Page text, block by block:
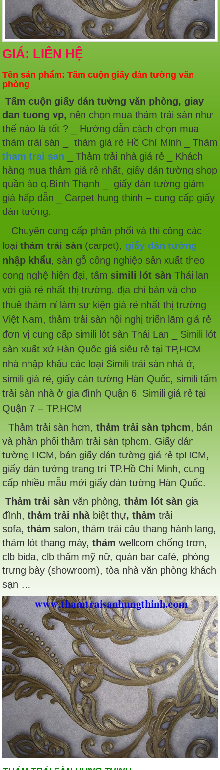
GIÁ: LIÊN HỆ
Tên sản phẩm: Tấm cuộn giấy dán tường văn
phòng
Tấm cuộn giấy dán tường văn phòng, giay
dan tuong vp, nên chọn mua thảm trải sàn như
thế nào là tốt ? _ Hướng dẫn cách chọn mua
thảm trải sàn _ thảm giá rẻ Hồ Chí Minh _ Thảm
tham trai san _ Thảm trải nhà giá rẻ _ Khách
hàng mua thảm giá rẻ nhất, giấy dán tường shop
quần áo q.Bình Thạnh _ giấy dán tường giảm
giá hấp dẫn _ Carpet hung thinh – cung cấp giấy
dán tường.
Chuyên cung cấp phân phối và thi công các
loại thảm trải sàn (carpet), giấy dán tường
nhập khẩu, sàn gỗ công nghiệp sản xuất theo
cong nghệ hiện đại, tấm simili lót sàn Thái lan
với giá rẻ nhất thị trường. địa chỉ bán và cho
thuê thảm nỉ làm sự kiện giá rẻ nhất thị trường
Việt Nam, thảm trải sàn hội nghị triển lãm giá rẻ
đơn vị cung cấp simili lót sàn Thái Lan _ Simili lót
sàn xuất xứ Hàn Quốc giá siêu rẻ tại TP,HCM -
nhà nhập khẩu các loại Simili trải sàn nhà ở,
simili giá rẻ, giấy dán tường Hàn Quốc, simili tấm
trải sàn nhà ở gia đình Quận 6, Simili giá rẻ tại
Quận 7 – TP.HCM
Thảm trải sàn hcm, thảm trải sàn tphcm, bán
và phân phối thảm trải sàn tphcm. Giấy dán
tường HCM, bán giấy dán tường giá rẻ tpHCM,
giấy dán tường trang trí TP.Hồ Chí Minh, cung
cấp nhiều mẫu mới giấy dán tường Hàn Quốc.
Thảm trải sàn văn phòng, thảm lót sàn gia
đình, thảm trải nhàbiệt thự, thảm trải
sofa, thảm salon, thảm trải cầu thang hành lang,
thảm lót thang máy, thảm wellcom chống trơn,
clb bida, clb thẩm mỹ nữ, quán bar café, phòng
trưng bày (showroom), tòa nhà văn phòng khách
sạn …